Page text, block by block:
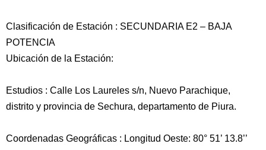
Clasificación de Estación : SECUNDARIA E2 – BAJA
POTENCIA
Ubicación de la Estación:
Estudios : Calle Los Laureles s/n, Nuevo Parachique,
distrito y provincia de Sechura, departamento de Piura.
Coordenadas Geográficas : Longitud Oeste: 80° 51’ 13.8’’